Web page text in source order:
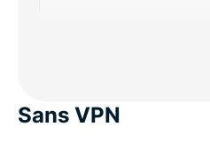
Sans VPN